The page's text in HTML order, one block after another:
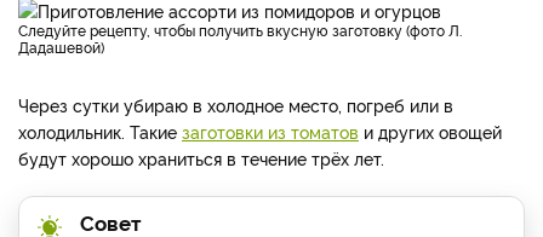
Следуйте рецепту, чтобы получить вкусную заготовку (фото Л.
Дадашевой)
Через сутки убираю в холодное место, погреб или в
холодильник. Такие заготовки из томатов и других овощей
будут хорошо храниться в течение трёх лет.
Совет